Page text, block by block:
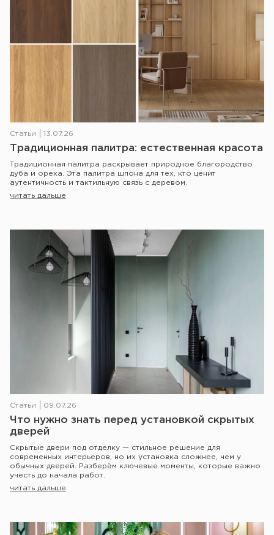
Статьи 13.07.26
Традиционная палитра: естественная красота
Традиционная палитра раскрывает природное благородство
дуба и ореха. Эта палитра шпона для тех, кто ценит
аутентичность и тактильную связь с деревом.
читать дальше
Статьи 09.07.26
Что нужно знать перед установкой скрытых
дверей
Скрытые двери под отделку — стильное решение для
современных интерьеров, но их установка сложнее, чем у
обычных дверей. Разберём ключевые моменты, которые важно
учесть до начала работ.
читать дальше